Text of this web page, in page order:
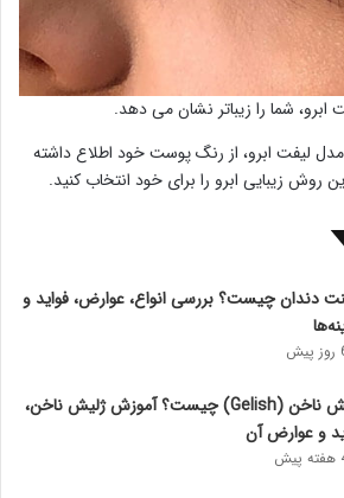
ابرو، شما را زیباتر نشان می دهد.
لیفت ابرو، از رنگ پوست خود اطلاع داشته
روش زیبایی ابرو را برای خود انتخاب کنید.
دندان چیست؟ بررسی انواع، عوارض، فواید و
ژلیش ناخن (Gelish) چیست؟ آموزش ژلیش ناخن،
و عوارض آن